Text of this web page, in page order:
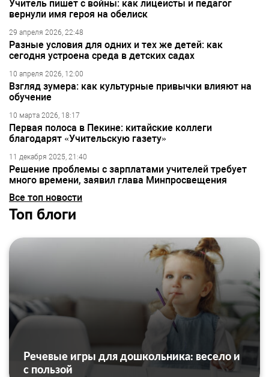
Учитель пишет с войны: как лицеисты и педагог
вернули имя героя на обелиск
29 апреля 2026, 22:48
Разные условия для одних и тех же детей: как
сегодня устроена среда в детских садах
10 апреля 2026, 12:00
Взгляд зумера: как культурные привычки влияют на
обучение
10 марта 2026, 18:17
Первая полоса в Пекине: китайские коллеги
благодарят «Учительскую газету»
11 декабря 2025, 21:40
Решение проблемы с зарплатами учителей требует
много времени, заявил глава Минпросвещения
Все топ новости
Топ блоги
Речевые игры для дошкольника: весело и
с пользой